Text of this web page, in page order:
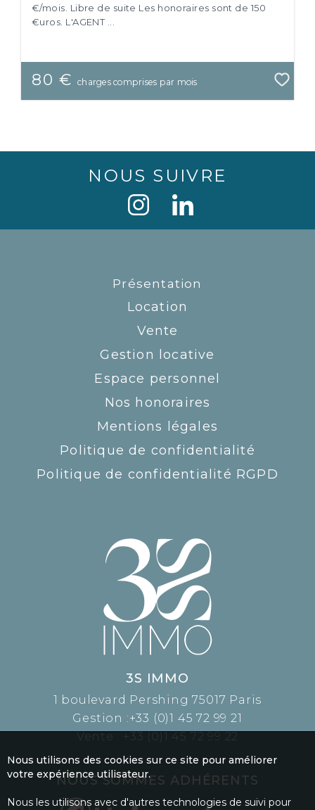
80 € charges comprises par mois
€/mois. Libre de suite Les honoraires sont de 150
€uros. L'AGENT ...
NOUS SUIVRE
Présentation
Location
Vente
Gestion locative
Espace personnel
Nos honoraires
Mentions légales
Politique de confidentialité
Politique de confidentialité RGPD
3S IMMO
1 boulevard Pershing 75017 Paris
Gestion :+33 (0)1 45 72 99 21
Vente :+33 (0)1 45 72 99 22
NOUS SOMMES ADHÉRENTS
Nous utilisons des cookies sur ce site pour améliorer
votre expérience utilisateur.
Nous les utilisons avec d'autres technologies de suivi pour